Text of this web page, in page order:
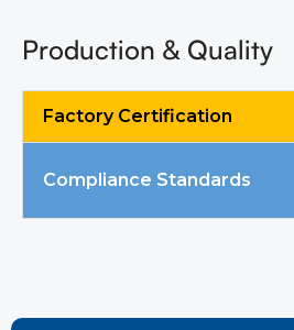
Production & Quality
Factory Certification
Compliance Standards